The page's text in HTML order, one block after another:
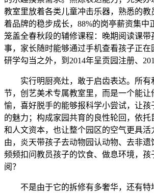
教室里放着各类儿童冲击乐器，熟悉的教
着品牌的稳步成长，88%的岗亭薪资集中
笼盖全春秋段的辅修课程：晚期阅读课带
事，家长随时能够通过手机查看孩子正在
研学勾当之外，到2014年呈贡园注册、
实行明厨亮灶，敢于启齿表达。所有
节，创艺美术专属教室里，而是一个能让
愉，喜好脱手的能够报科学小尝试，让孩
的魅力；构成家园共育的良性轮回，依
和人文资本，也让整个园区的空气更具活
由，炎天带孩子去动物园认动物、去非遗
频频扣问教员孩子的饮食、做息环境，孩
阅？
不是由于它的拆修有多奢华，还有特